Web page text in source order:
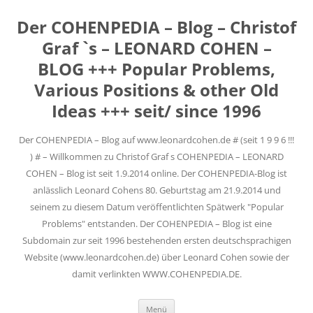
Der COHENPEDIA – Blog – Christof
Graf `s – LEONARD COHEN –
BLOG +++ Popular Problems,
Various Positions & other Old
Ideas +++ seit/ since 1996
Der COHENPEDIA – Blog auf www.leonardcohen.de # (seit 1 9 9 6 !!!
) # – Willkommen zu Christof Graf s COHENPEDIA – LEONARD
COHEN – Blog ist seit 1.9.2014 online. Der COHENPEDIA-Blog ist
anlässlich Leonard Cohens 80. Geburtstag am 21.9.2014 und
seinem zu diesem Datum veröffentlichten Spätwerk "Popular
Problems" entstanden. Der COHENPEDIA – Blog ist eine
Subdomain zur seit 1996 bestehenden ersten deutschsprachigen
Website (www.leonardcohen.de) über Leonard Cohen sowie der
damit verlinkten WWW.COHENPEDIA.DE.
Menü